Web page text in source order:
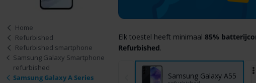
Elk toestel heeft minimaal 85%
Refurbished.
Samsung Galaxy A55
Home
Refurbished
Refurbished smartphone
Samsung Galaxy Smartphone
refurbished
Samsung Galaxy A Series